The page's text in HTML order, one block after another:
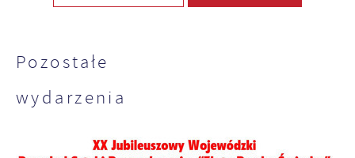
Pozostałe
wydarzenia